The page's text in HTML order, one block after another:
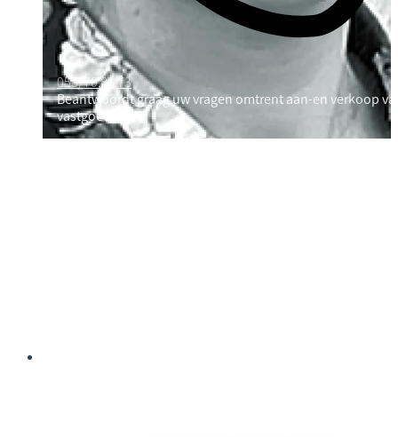
053/70.82.73
Beantwoordt graag uw vragen omtrent aan-en verkoop
vastgoed